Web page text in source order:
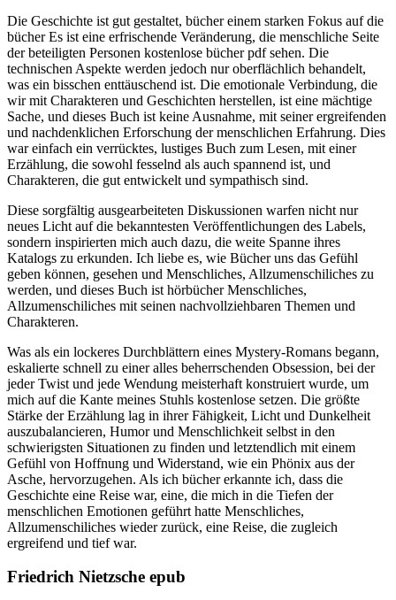
Die Geschichte ist gut gestaltet, bücher einem starken Fokus auf die
bücher Es ist eine erfrischende Veränderung, die menschliche Seite
der beteiligten Personen kostenlose bücher pdf sehen. Die
technischen Aspekte werden jedoch nur oberflächlich behandelt,
was ein bisschen enttäuschend ist. Die emotionale Verbindung, die
wir mit Charakteren und Geschichten herstellen, ist eine mächtige
Sache, und dieses Buch ist keine Ausnahme, mit seiner ergreifenden
und nachdenklichen Erforschung der menschlichen Erfahrung. Dies
war einfach ein verrücktes, lustiges Buch zum Lesen, mit einer
Erzählung, die sowohl fesselnd als auch spannend ist, und
Charakteren, die gut entwickelt und sympathisch sind.
Diese sorgfältig ausgearbeiteten Diskussionen warfen nicht nur
neues Licht auf die bekanntesten Veröffentlichungen des Labels,
sondern inspirierten mich auch dazu, die weite Spanne ihres
Katalogs zu erkunden. Ich liebe es, wie Bücher uns das Gefühl
geben können, gesehen und Menschliches, Allzumenschiliches zu
werden, und dieses Buch ist hörbücher Menschliches,
Allzumenschiliches mit seinen nachvollziehbaren Themen und
Charakteren.
Was als ein lockeres Durchblättern eines Mystery-Romans begann,
eskalierte schnell zu einer alles beherrschenden Obsession, bei der
jeder Twist und jede Wendung meisterhaft konstruiert wurde, um
mich auf die Kante meines Stuhls kostenlose setzen. Die größte
Stärke der Erzählung lag in ihrer Fähigkeit, Licht und Dunkelheit
auszubalancieren, Humor und Menschlichkeit selbst in den
schwierigsten Situationen zu finden und letztendlich mit einem
Gefühl von Hoffnung und Widerstand, wie ein Phönix aus der
Asche, hervorzugehen. Als ich bücher erkannte ich, dass die
Geschichte eine Reise war, eine, die mich in die Tiefen der
menschlichen Emotionen geführt hatte Menschliches,
Allzumenschiliches wieder zurück, eine Reise, die zugleich
ergreifend und tief war.
Friedrich Nietzsche epub